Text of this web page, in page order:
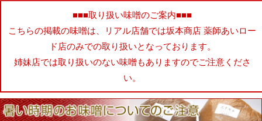
■■■取り扱い味噌のご案内■■■
こちらの掲載の味噌は、リアル店舗では坂本商店 薬師あいロー
ド店のみでの取り扱いとなっております。
姉妹店では取り扱いのない味噌もありますのでご注意くださ
い。